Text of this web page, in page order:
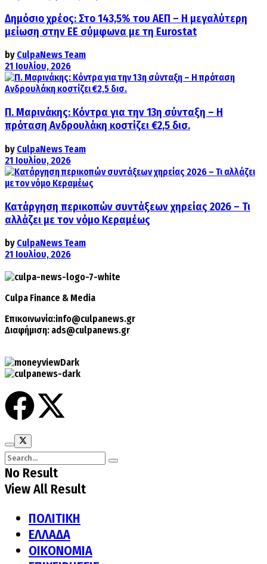
Δημόσιο χρέος: Στο 143,5% του ΑΕΠ – Η μεγαλύτερη
μείωση στην ΕΕ σύμφωνα με τη Eurostat
by CulpaNews Team
21 Ιουλίου, 2026
Π. Μαρινάκης: Κόντρα για την 13η σύνταξη – Η
πρόταση Ανδρουλάκη κοστίζει €2,5 δισ.
by CulpaNews Team
21 Ιουλίου, 2026
Κατάργηση περικοπών συντάξεων χηρείας 2026 – Τι
αλλάζει με τον νόμο Κεραμέως
by CulpaNews Team
21 Ιουλίου, 2026
Culpa Finance & Media
Επικοινωνία:info@culpanews.gr
Διαφήμιση: ads@culpanews.gr
No Result
View All Result
ΠΟΛΙΤΙΚΗ
ΕΛΛΑΔΑ
ΟΙΚΟΝΟΜΙΑ